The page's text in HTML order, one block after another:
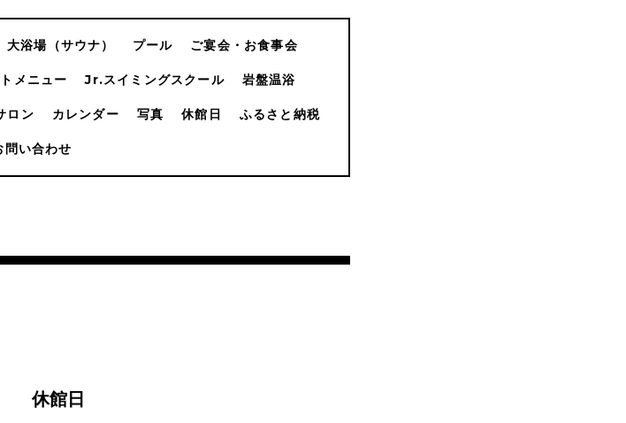
大浴場（サウナ） プール ご宴会・お食事会
メニュー Jr.スイミングスクール 岩盤温浴
ロン カレンダー 写真 休館日 ふるさと納税
問い合わせ
休館日